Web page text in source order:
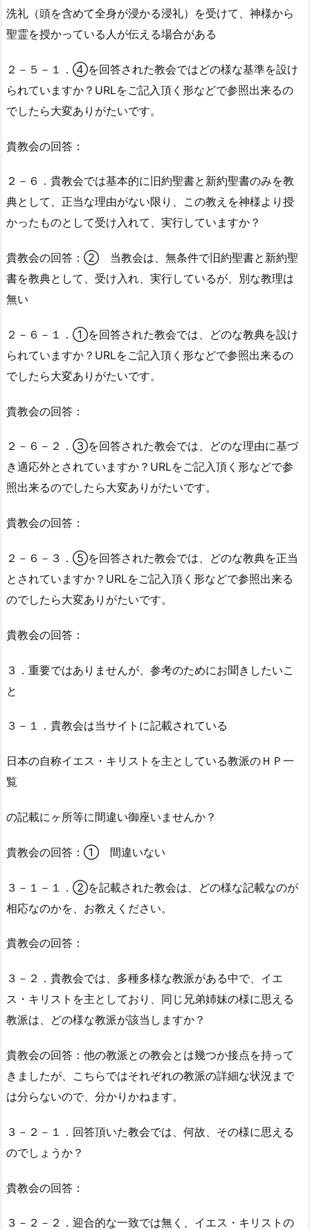
洗礼（頭を含めて全身が浸かる浸礼）を受けて、神様から
聖霊を授かっている人が伝える場合がある
２－５－１．④を回答された教会ではどの様な基準を設け
られていますか？URLをご記入頂く形などで参照出来るの
でしたら大変ありがたいです。
貴教会の回答：
２－６．貴教会では基本的に旧約聖書と新約聖書のみを教
典として、正当な理由がない限り、この教えを神様より授
かったものとして受け入れて、実行していますか？
貴教会の回答：② 当教会は、無条件で旧約聖書と新約聖
書を教典として、受け入れ、実行しているが、別な教理は
無い
２－６－１．①を回答された教会では、どのな教典を設け
られていますか？URLをご記入頂く形などで参照出来るの
でしたら大変ありがたいです。
貴教会の回答：
２－６－２．③を回答された教会では、どのな理由に基づ
き適応外とされていますか？URLをご記入頂く形などで参
照出来るのでしたら大変ありがたいです。
貴教会の回答：
２－６－３．⑤を回答された教会では、どのな教典を正当
とされていますか？URLをご記入頂く形などで参照出来る
のでしたら大変ありがたいです。
貴教会の回答：
３．重要ではありませんが、参考のためにお聞きしたいこ
と
３－１．貴教会は当サイトに記載されている
日本の自称イエス・キリストを主としている教派のＨＰ一
覧
の記載にヶ所等に間違い御座いませんか？
貴教会の回答：① 間違いない
３－１－１．②を記載された教会は、どの様な記載なのが
相応なのかを、お教えください。
貴教会の回答：
３－２．貴教会では、多種多様な教派がある中で、イエ
ス・キリストを主としており、同じ兄弟姉妹の様に思える
教派は、どの様な教派が該当しますか？
貴教会の回答：他の教派との教会とは幾つか接点を持って
きましたが、こちらではそれぞれの教派の詳細な状況まで
は分らないので、分かりかねます。
３－２－１．回答頂いた教会では、何故、その様に思える
のでしょうか？
貴教会の回答：
３－２－２．迎合的な一致では無く、イエス・キリストの